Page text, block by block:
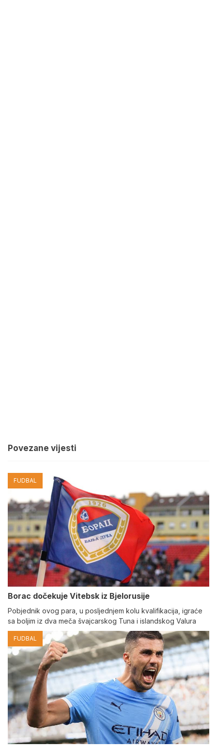
Povezane vijesti
FUDBAL
Borac dočekuje Vitebsk iz Bjelorusije
Pobjednik ovog para, u posljednjem kolu kvalifikacija, igraće
sa boljim iz dva meča švajcarskog Tuna i islandskog Valura
FUDBAL